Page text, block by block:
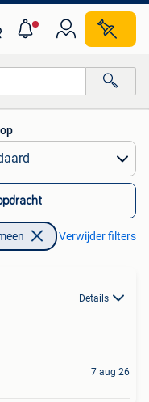
Verwijder filters
Details
7 aug 26